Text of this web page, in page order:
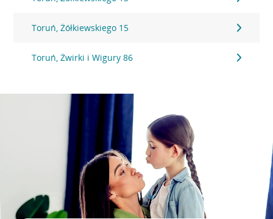
Toruń, Żółkiewskiego 15
Toruń, Żwirki i Wigury 86